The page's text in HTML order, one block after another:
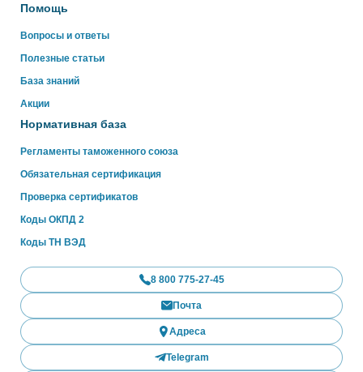
Помощь
Вопросы и ответы
Полезные статьи
База знаний
Акции
Нормативная база
Регламенты таможенного союза
Обязательная сертификация
Проверка сертификатов
Коды ОКПД 2
Коды ТН ВЭД
8 800 775-27-45
Почта
Адреса
Telegram